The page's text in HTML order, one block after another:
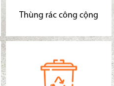
Thùng rác công cộng